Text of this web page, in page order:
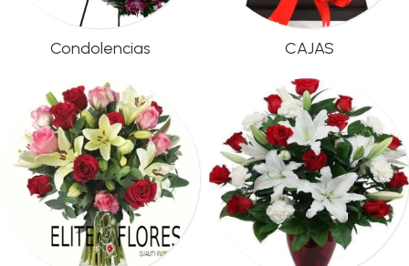
Condolencias CAJAS